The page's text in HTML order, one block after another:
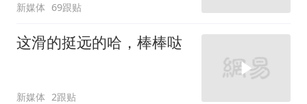
新媒体 69跟贴
这滑的挺远的哈，棒棒哒
新媒体 2跟贴